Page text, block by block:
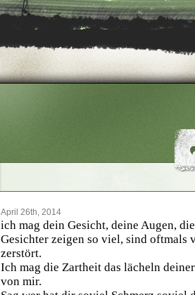
April 26th, 2014
ich mag dein Gesicht, deine Augen,
Gesichter zeigen so viel, sind oftmals
zerstört.
Ich mag die Zartheit das lächeln
von mir.